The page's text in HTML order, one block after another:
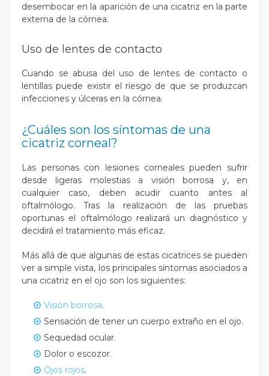
desembocar en la aparición de una cicatriz en la parte
externa de la córnea.
Uso de lentes de contacto
Cuando se abusa del uso de lentes de contacto o
lentillas puede existir el riesgo de que se produzcan
infecciones y úlceras en la córnea.
¿Cuáles son los síntomas de una
cicatriz corneal?
Las personas con lesiones corneales pueden sufrir
desde ligeras molestias a visión borrosa y, en
cualquier caso, deben acudir cuanto antes al
oftalmólogo. Tras la realización de las pruebas
oportunas el oftalmólogo realizará un diagnóstico y
decidirá el tratamiento más eficaz.
Más allá de que algunas de estas cicatrices se pueden
ver a simple vista, los principales síntomas asociados a
una cicatriz en el ojo son los siguientes:
Visión borrosa.
Sensación de tener un cuerpo extraño en el ojo.
Sequedad ocular.
Dolor o escozor.
Ojos rojos.